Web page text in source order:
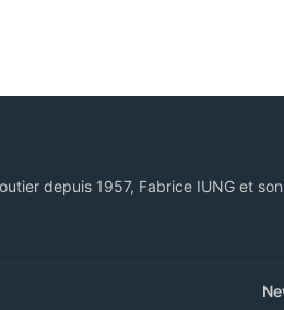
depuis 1957, Fabrice IUNG et